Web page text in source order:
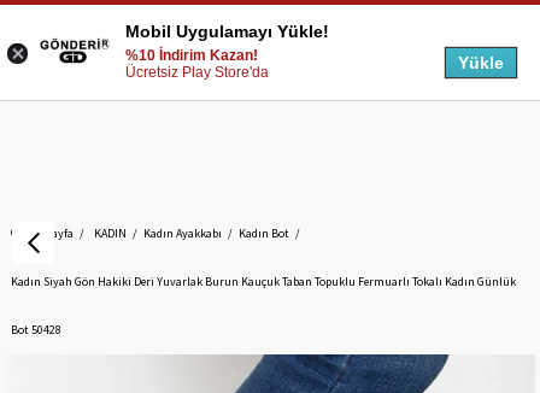
Anasayfa KADIN Kadın Ayakkabı Kadın Bot
Kadın Siyah Gön Hakiki Deri Yuvarlak Burun Kauçuk Taban Topuklu Fermuarlı Tokalı Kadın Günlük
Bot 50428
Mobil Uygulamayı Yükle!
%10 İndirim Kazan!
Ücretsiz Play Store'da
Yükle